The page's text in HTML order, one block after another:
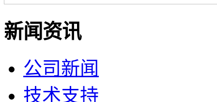
新闻资讯
公司新闻
技术支持